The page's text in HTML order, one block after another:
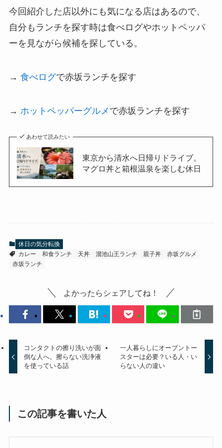
今回紹介した店以外にも気になる店はあるので、
自分もランチを探す時は食べログやホットペッパ
ーを見ながら候補を探している。
→ 食べログで赤坂ランチを探す
→ ホットペッパーグルメ で赤坂ランチを探す
あわせて読みたい
東京から清水へ日帰りドライブ。
マグロ丼と箱根温泉を楽しむ休日
休日の気分転換
カレー
和食ランチ 天丼 溜池山王ランチ 親子丼
赤坂グルメ
赤坂ランチ
よかったらシェアしてね！
コンタクトの擦り洗いが面
倒な人へ。擦らない洗浄液
を使っている話
一人暮らしにオーブントー
スターは必要？いる人・い
らない人の違い
この記事を書いた人